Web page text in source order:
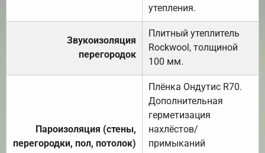
утепления.
Звукоизоляция
перегородок
Плитный утеплитель
Rockwool, толщиной
100 мм.
Пароизоляция (стены,
перегородки, пол, потолок)
Плёнка Ондутис R70.
Дополнительная
герметизация
нахлёстов/
примыканий